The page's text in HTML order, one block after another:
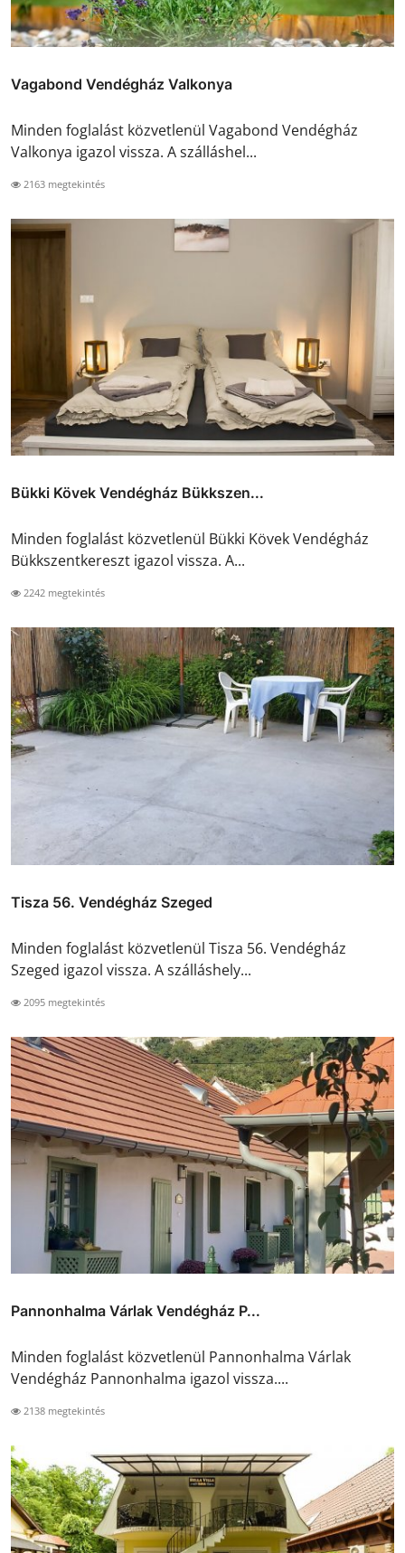
Vagabond Vendégház Valkonya
Minden foglalást közvetlenül Vagabond Vendégház
Valkonya igazol vissza. A szálláshel...
2163 megtekintés
Bükki Kövek Vendégház Bükkszen...
Minden foglalást közvetlenül Bükki Kövek Vendégház
Bükkszentkereszt igazol vissza. A...
2242 megtekintés
Tisza 56. Vendégház Szeged
Minden foglalást közvetlenül Tisza 56. Vendégház
Szeged igazol vissza. A szálláshely...
2095 megtekintés
Pannonhalma Várlak Vendégház P...
Minden foglalást közvetlenül Pannonhalma Várlak
Vendégház Pannonhalma igazol vissza....
2138 megtekintés